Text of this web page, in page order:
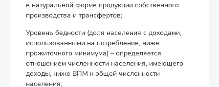
в натуральной форме продукции собственного
производства и трансфертов;
Уровень бедности (доля населения с доходами,
использованными на потребление, ниже
прожиточного минимума) – определяется
отношением численности населения, имеющего
доходы, ниже ВПМ к общей численности
населения;